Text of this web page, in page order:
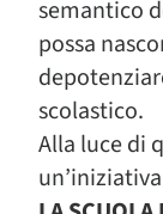
semantico
possa
scolastico.
Alla luce di